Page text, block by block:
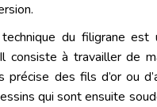
.
du filigrane est
consiste à travailler de
des fils d’or ou
qui sont ensuite